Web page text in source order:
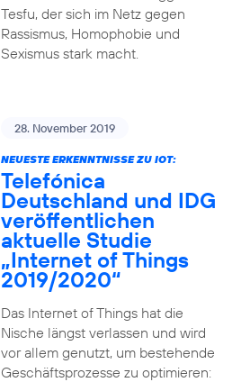
Tesfu, der sich im Netz gegen
Rassismus, Homophobie und
Sexismus stark macht.
28. November 2019
NEUESTE ERKENNTNISSE ZU IOT:
Telefónica
Deutschland und IDG
veröffentlichen
aktuelle Studie
„Internet of Things
2019/2020“
Das Internet of Things hat die
Nische längst verlassen und wird
vor allem genutzt, um bestehende
Geschäftsprozesse zu optimieren: